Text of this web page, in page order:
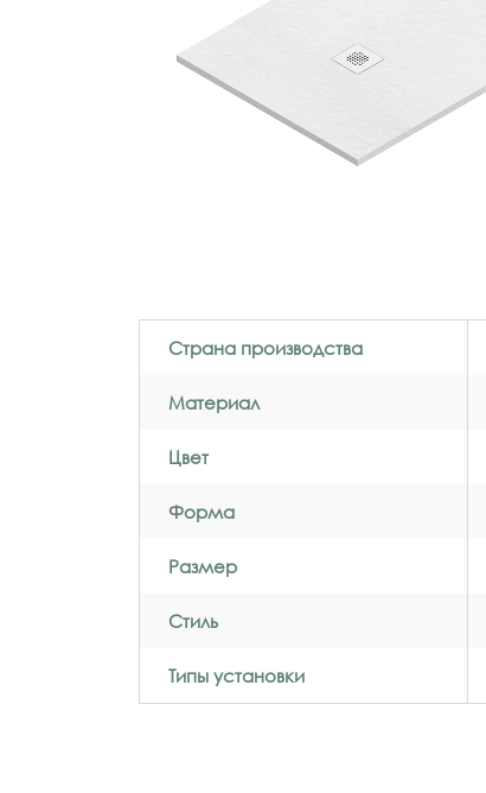
Страна производства
Материал
Цвет
Форма
Размер
Стиль
Типы установки